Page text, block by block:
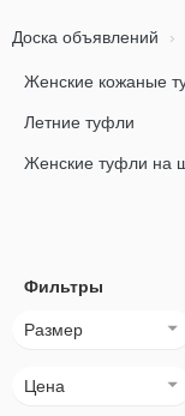
Доска объявлений
Женские кожаные
Летние туфли
Женские туфли на
Фильтры
Размер
Цена